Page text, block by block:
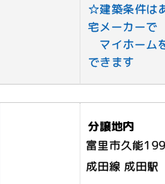
☆建築条件は
宅メーカーで
マイホーム
できます
分譲地内
富里市久能
成田線 成田駅